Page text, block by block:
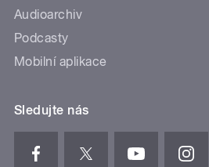
Audioarchiv
Podcasty
Mobilní aplikace
Sledujte nás